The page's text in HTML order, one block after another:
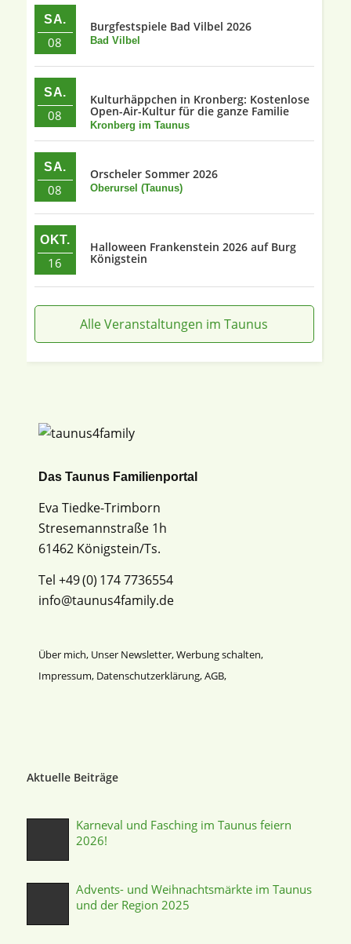
SA.
08
Burgfestspiele Bad Vilbel 2026
Bad Vilbel
SA.
08
Kulturhäppchen in Kronberg: Kostenlose
Open-Air-Kultur für die ganze Familie
Kronberg im Taunus
SA.
08
Orscheler Sommer 2026
Oberursel (Taunus)
OKT.
16
Halloween Frankenstein 2026 auf Burg
Königstein
Alle Veranstaltungen im Taunus
Das Taunus Familienportal
Eva Tiedke-Trimborn
Stresemannstraße 1h
61462 Königstein/Ts.
Tel +49 (0) 174 7736554
info@taunus4family.de
Über mich, Unser Newsletter,Werbung schalten,
Impressum, Datenschutz­erklärung,AGB,
Aktuelle Beiträge
Karneval und Fasching im Taunus feiern
2026!
Advents- und Weihnachtsmärkte im Taunus
und der Region 2025